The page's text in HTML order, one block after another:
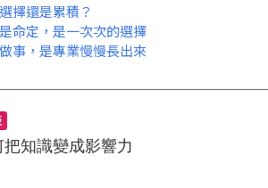
擇還是累積？
命定，是一次次的選擇
事，是專業慢慢長出來
學文化資產與文物保存研究中心研究員)
：00
知識變成影響力